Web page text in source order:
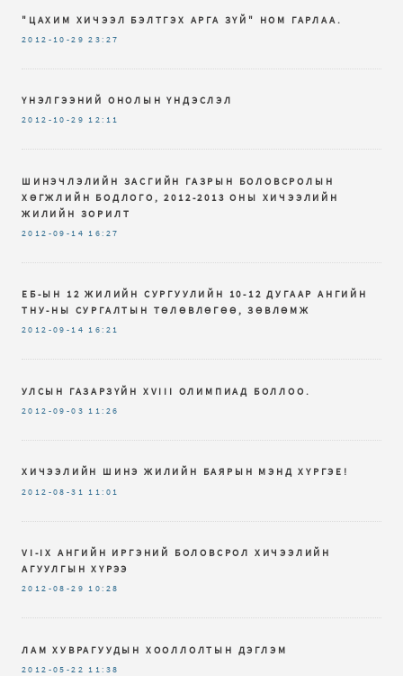
"ЦАХИМ ХИЧЭЭЛ БЭЛТГЭХ АРГА ЗҮЙ" НОМ ГАРЛАА.
2012-10-29 23:27
ҮНЭЛГЭЭНИЙ ОНОЛЫН ҮНДЭСЛЭЛ
2012-10-29 12:11
ШИНЭЧЛЭЛИЙН ЗАСГИЙН ГАЗРЫН БОЛОВСРОЛЫН
ХӨГЖЛИЙН БОДЛОГО, 2012-2013 ОНЫ ХИЧЭЭЛИЙН
ЖИЛИЙН ЗОРИЛТ
2012-09-14 16:27
ЕБ-ЫН 12 ЖИЛИЙН СУРГУУЛИЙН 10-12 ДУГААР АНГИЙН
ТНУ-НЫ СУРГАЛТЫН ТӨЛӨВЛӨГӨӨ, ЗӨВЛӨМЖ
2012-09-14 16:21
УЛСЫН ГАЗАРЗҮЙН XVIII ОЛИМПИАД БОЛЛОО.
2012-09-03 11:26
ХИЧЭЭЛИЙН ШИНЭ ЖИЛИЙН БАЯРЫН МЭНД ХҮРГЭЕ!
2012-08-31 11:01
VI-IX AНГИЙН ИРГЭНИЙ БОЛОВСРОЛ ХИЧЭЭЛИЙН
АГУУЛГЫН ХҮРЭЭ
2012-08-29 10:28
ЛАМ ХУВРАГУУДЫН ХООЛЛОЛТЫН ДЭГЛЭМ
2012-05-22 11:38